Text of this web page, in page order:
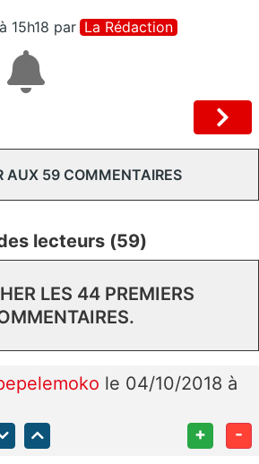
15h18 par La Rédaction
AUX 59 COMMENTAIRES
lecteurs (59)
LES 44 PREMIERS
le 04/10/2018 à
+ -